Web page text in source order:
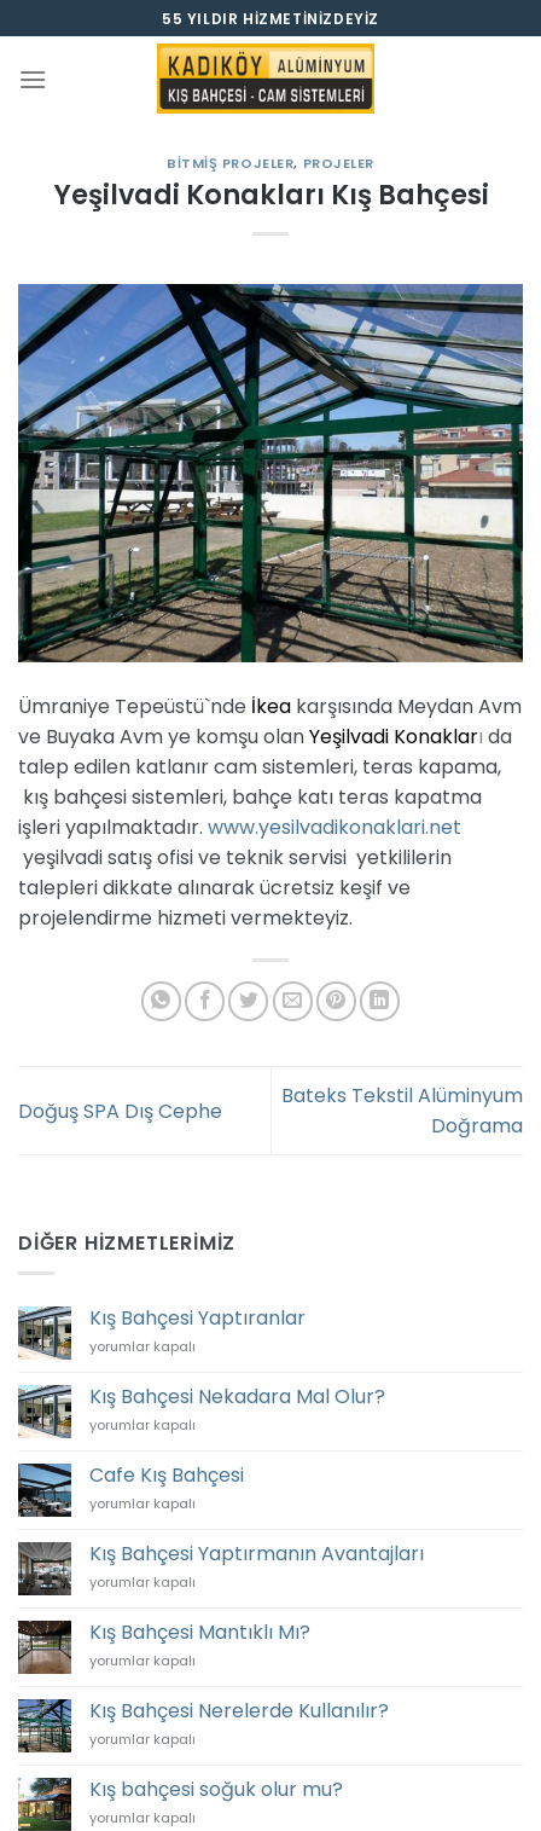
atla
55 YILDIR HIZMETINIZDEYIZ
BITMIŞ PROJELER, PROJELER
Yeşilvadi Konakları Kış Bahçesi
Ümraniye Tepeüstü`nde İkea karşısında Meydan Avm
ve Buyaka Avm ye komşu olanYeşilvadi Konakları da
talep edilen katlanır cam sistemleri, teras kapama,
kış bahçesi sistemleri, bahçe katı teras kapatma
işleri yapılmaktadır. www.yesilvadikonaklari.net
yeşilvadi satış ofisi ve teknik servisi yetkililerin
talepleri dikkate alınarak ücretsiz keşif ve
projelendirme hizmeti vermekteyiz.
Doğuş SPA Dış Cephe
Bateks Tekstil Alüminyum
Doğrama
DIĞER HIZMETLERIMIZ
Kış Bahçesi Yaptıranlar
Kış
Yaptıranlar
için
yorumlar kapalı
Kış Bahçesi Nekadara Mal Olur?
Kış
Nekadara
Mal
Olur?
yorumlar kapalı
Cafe Kış Bahçesi
Cafe
Bahçesi
için
yorumlar kapalı
Kış Bahçesi Yaptırmanın Avantajları
Kış
Yaptırmanın
Avantajları
için
yorumlar kapalı
Kış Bahçesi Mantıklı Mı?
Kış
Mantıklı
Mı?
için
yorumlar kapalı
Kış Bahçesi Nerelerde Kullanılır?
Kış
Nerelerde
Kullanılır?
için
yorumlar kapalı
Kış bahçesi soğuk olur mu?
Kış
yorumlar kapalı